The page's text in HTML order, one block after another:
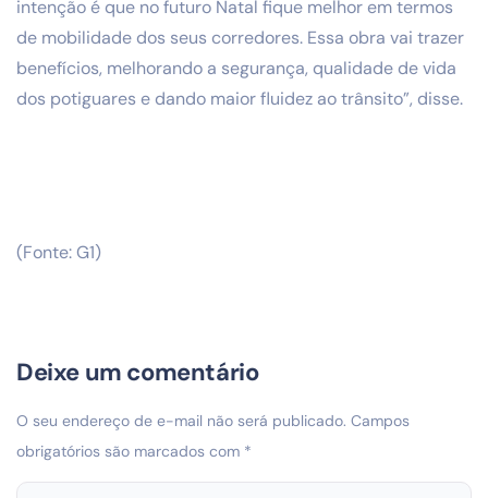
intenção é que no futuro Natal fique melhor em termos
de mobilidade dos seus corredores. Essa obra vai trazer
benefícios, melhorando a segurança, qualidade de vida
dos potiguares e dando maior fluidez ao trânsito”, disse.
(Fonte: G1)
Deixe um comentário
O seu endereço de e-mail não será publicado. Campos
obrigatórios são marcados com *